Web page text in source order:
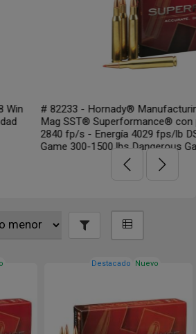
Manufacturing Munición en calibre 338
con proyectil de 225 gr
4029 fps/lb DS: .281 - CB: .515 (G1)
Dangerous Game
Destacado Nuevo